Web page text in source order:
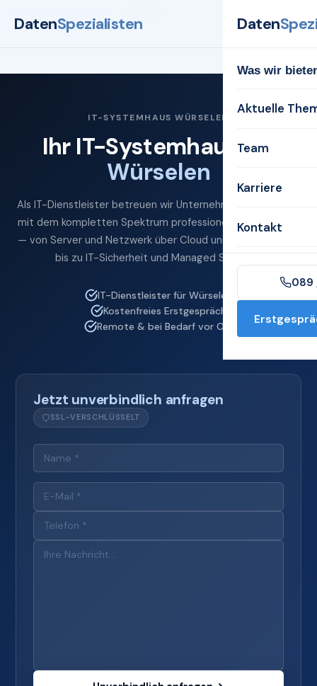
DatenSpezialisten Daten
Was wir
Aktuelle
Team
Karriere
Kontakt
089
IT-SYSTEMHAUS WÜRSELEN
Ihr IT-Systemhaus für
Würselen
Als IT-Dienstleister betreuen wir Unternehmen in Würselen
mit dem kompletten Spektrum professioneller IT-Services
— von Server und Netzwerk über Cloud und Microsoft 365
bis zu IT-Sicherheit und Managed Services.
IT-Dienstleister für Würselen
Kostenfreies Erstgespräch
Remote & bei Bedarf vor Ort
Jetzt unverbindlich anfragen
SSL-VERSCHLÜSSELT